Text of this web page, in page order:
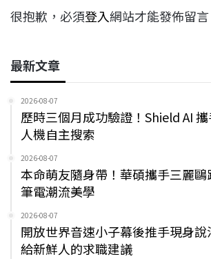
很抱歉，必須登入網站才能發佈留言
最新文章
2026-08-07
歷時三個月成功驗證！Shield AI
人機自主搜索
2026-08-07
本命萌友隨身帶！華碩攜手三麗鷗
筆電潮流美學
2026-08-07
開放世界音速小子幕後推手現身說
給新鮮人的求職建議